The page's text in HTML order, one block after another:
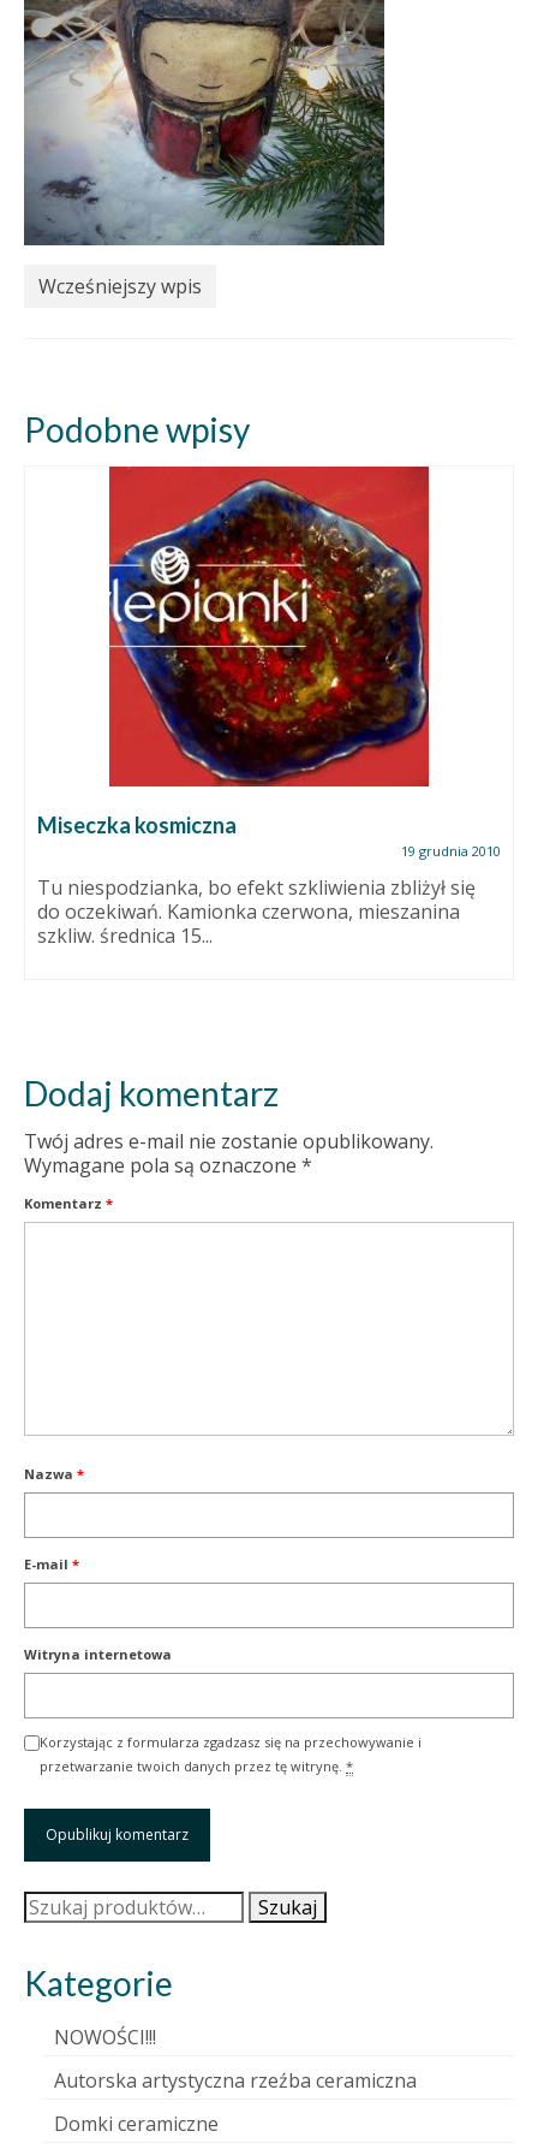
Wcześniejszy wpis
Podobne wpisy
Miseczka kosmiczna
19 grudnia 2010
Tu niespodzianka, bo efekt szkliwienia zbliżył się
do oczekiwań. Kamionka czerwona, mieszanina
szkliw. średnica 15...
Dodaj komentarz
Twój adres e-mail nie zostanie opublikowany.
Wymagane pola są oznaczone *
Komentarz *
Nazwa *
E-mail *
Witryna internetowa
Korzystając z formularza zgadzasz się na przechowywanie i
przetwarzanie twoich danych przez tę witrynę. *
Szukaj: Szukaj
Kategorie
NOWOŚCI!!!
Autorska artystyczna rzeźba ceramiczna
Domki ceramiczne